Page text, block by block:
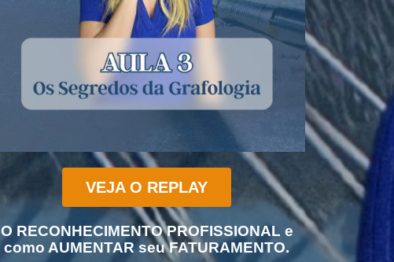
VEJA O REPLAY
O RECONHECIMENTO PROFISSIONAL e
como AUMENTAR seu FATURAMENTO.